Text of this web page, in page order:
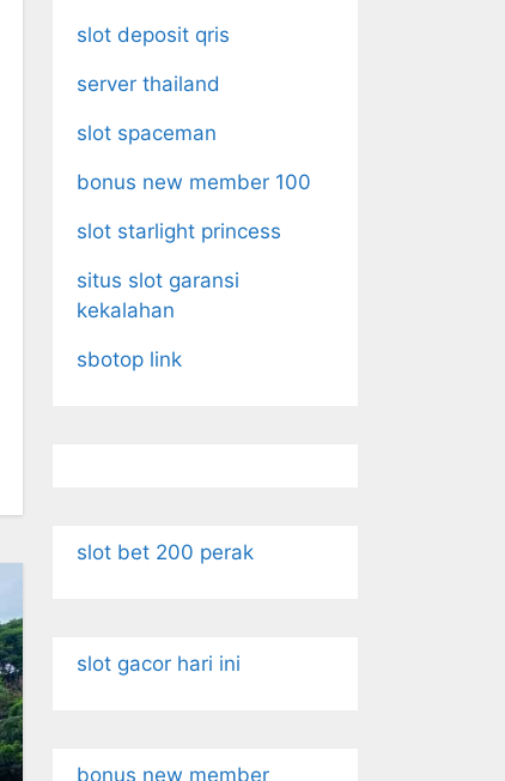
slot deposit qris
server thailand
slot spaceman
bonus new member 100
slot starlight princess
situs slot garansi
kekalahan
sbotop link
slot bet 200 perak
slot gacor hari ini
bonus new member